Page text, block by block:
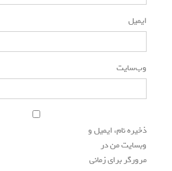
ایمیل
وب‌سایت
ذخیره نام، ایمیل و
وبسایت من در
مرورگر برای زمانی